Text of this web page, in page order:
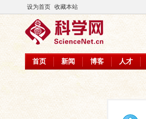
设为首页 收藏本站
首页 新闻 博客 人才